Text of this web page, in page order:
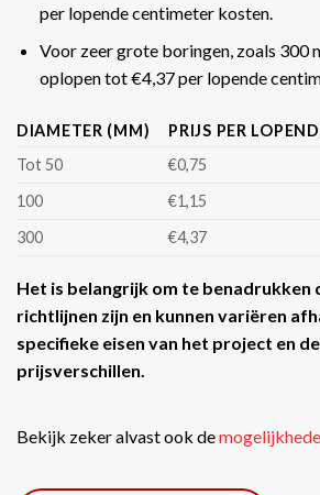
per lopende centimeter kosten.
Voor zeer grote boringen, zoals 300
oplopen tot €4,37 per lopende
DIAMETER (MM)
PRIJS PER
Tot 50
€0,75
100
€1,15
300
€4,37
Het is belangrijk om te benadrukken
richtlijnen zijn en kunnen variëren
specifieke eisen van het project en
prijsverschillen.
Bekijk zeker alvast ook de